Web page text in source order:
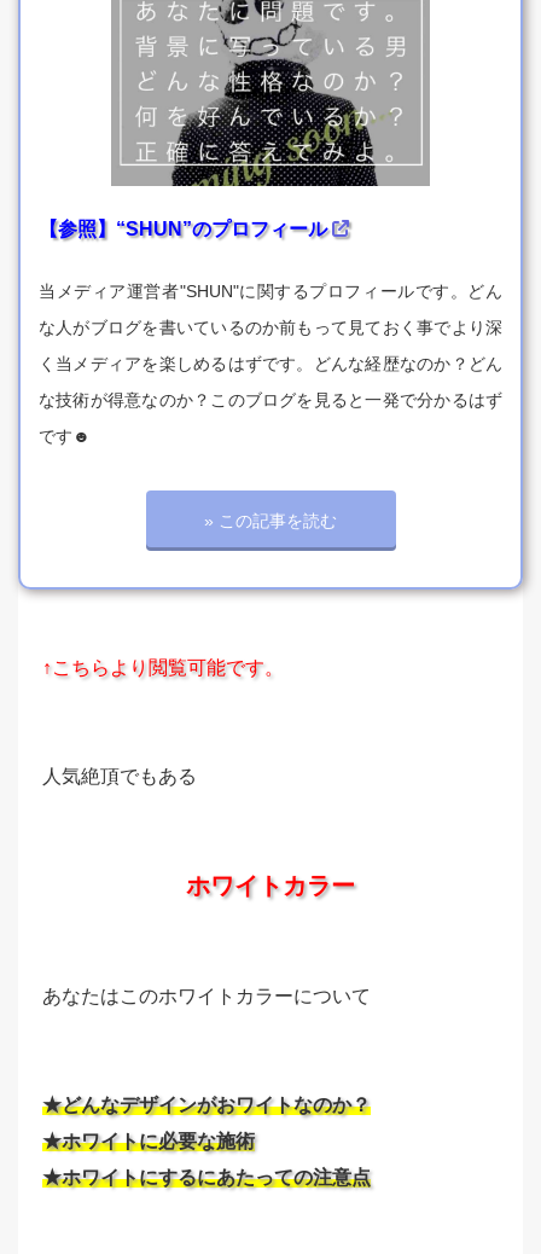
【参照】“SHUN”のプロフィール
当メディア運営者"SHUN"に関するプロフィールです。どん
な人がブログを書いているのか前もって見ておく事でより深
く当メディアを楽しめるはずです。どんな経歴なのか？どん
な技術が得意なのか？このブログを見ると一発で分かるはず
です☻
» この記事を読む
↑こちらより閲覧可能です。
人気絶頂でもある
ホワイトカラー
あなたはこのホワイトカラーについて
★どんなデザインがおワイトなのか？
★ホワイトに必要な施術
★ホワイトにするにあたっての注意点